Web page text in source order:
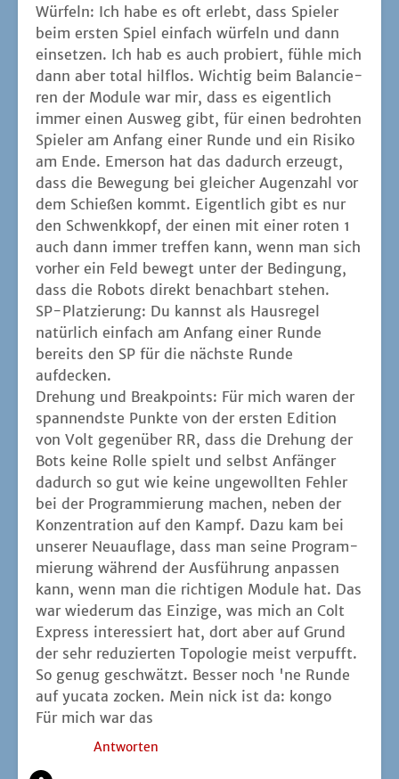
Wür­feln: Ich habe es oft erlebt, dass Spie­ler
beim ers­ten Spiel ein­fach wür­feln und dann
ein­set­zen. Ich hab es auch pro­biert, füh­le mich
dann aber total hilf­los. Wich­tig beim Balan­cie­
ren der Modu­le war mir, dass es eigent­lich
immer einen Aus­weg gibt, für einen bedroh­ten
Spie­ler am Anfang einer Run­de und ein Risi­ko
am Ende. Emer­son hat das dadurch erzeugt,
dass die Bewe­gung bei glei­cher Augen­zahl vor
dem Schie­ßen kommt. Eigent­lich gibt es nur
den Schwenk­kopf, der einen mit einer roten 1
auch dann immer tref­fen kann, wenn man sich
vor­her ein Feld bewegt unter der Bedin­gung,
dass die Robots direkt benach­bart stehen.
SP-Plat­zie­rung: Du kannst als Haus­re­gel
natür­lich ein­fach am Anfang einer Run­de
bereits den SP für die nächs­te Run­de
aufdecken.
Dre­hung und Break­points: Für mich waren der
span­nends­te Punk­te von der ers­ten Edi­ti­on
von Volt gegen­über RR, dass die Dre­hung der
Bots kei­ne Rol­le spielt und selbst Anfän­ger
dadurch so gut wie kei­ne unge­woll­ten Feh­ler
bei der Pro­gram­mie­rung machen, neben der
Kon­zen­tra­ti­on auf den Kampf. Dazu kam bei
unse­rer Neu­auf­la­ge, dass man sei­ne Pro­gram­
mie­rung wäh­rend der Aus­füh­rung anpas­sen
kann, wenn man die rich­ti­gen Modu­le hat. Das
war wie­der­um das Ein­zi­ge, was mich an Colt
Express inter­es­siert hat, dort aber auf Grund
der sehr redu­zier­ten Topo­lo­gie meist verpufft.
So genug geschwätzt. Bes­ser noch 'ne Run­de
auf yuca­ta zocken. Mein nick ist da: kongo
Für mich war das
Antworten